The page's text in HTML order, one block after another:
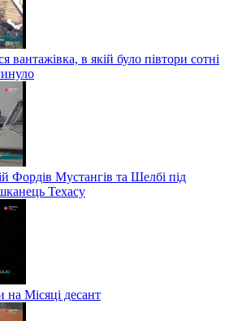
вантажівка, в якій було півтори сотні
Фордів Мустангів та Шелбі під
Техасу
Місяці десант